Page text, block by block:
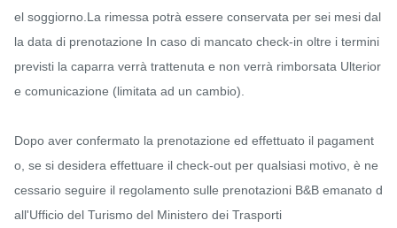
el soggiorno.La rimessa potrà essere conservata per sei mesi dal
la data di prenotazione In caso di mancato check-in oltre i termini
previsti la caparra verrà trattenuta e non verrà rimborsata Ulterior
e comunicazione (limitata ad un cambio).
Dopo aver confermato la prenotazione ed effettuato il pagament
o, se si desidera effettuare il check-out per qualsiasi motivo, è ne
cessario seguire il regolamento sulle prenotazioni B&B emanato d
all'Ufficio del Turismo del Ministero dei Trasporti